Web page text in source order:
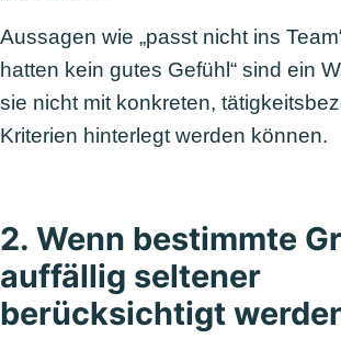
Aussagen wie „passt nicht ins
hatten kein gutes Gefühl“ sind ein
sie nicht mit konkreten,
Kriterien hinterlegt werden können.
2. Wenn bestimmte
auffällig seltener
berücksichtigt